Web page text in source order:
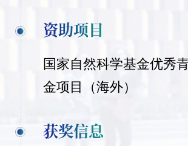
资助项目
国家自然科学基金优秀
金项目（海外）
获奖信息